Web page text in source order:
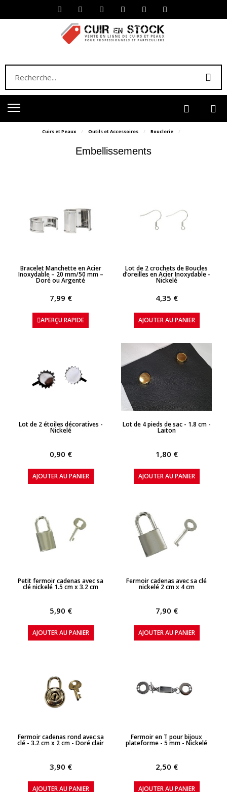
Cuirs et Peaux Outils et Accessoires Bouclerie
Embellissements
APERÇU RAPIDE
Bracelet Manchette en Acier
Inoxydable – 20 mm/50 mm –
Doré ou Argenté
7,99 €
APERÇU RAPIDE
APERÇU RAPIDE
Lot de 2 crochets de Boucles
d’oreilles en Acier Inoxydable -
Nickelé
4,35 €
AJOUTER AU PANIER
APERÇU RAPIDE
Lot de 2 étoiles décoratives -
Nickelé
0,90 €
AJOUTER AU PANIER
APERÇU RAPIDE
Lot de 4 pieds de sac - 1.8 cm -
Laiton
1,80 €
AJOUTER AU PANIER
APERÇU RAPIDE
Petit fermoir cadenas avec sa
clé nickelé 1.5 cm x 3.2 cm
5,90 €
AJOUTER AU PANIER
APERÇU RAPIDE
Fermoir cadenas avec sa clé
nickelé 2 cm x 4 cm
7,90 €
AJOUTER AU PANIER
APERÇU RAPIDE
Fermoir cadenas rond avec sa
clé - 3.2 cm x 2 cm - Doré clair
3,90 €
AJOUTER AU PANIER
APERÇU RAPIDE
Fermoir en T pour bijoux
plateforme - 5 mm - Nickelé
2,50 €
AJOUTER AU PANIER